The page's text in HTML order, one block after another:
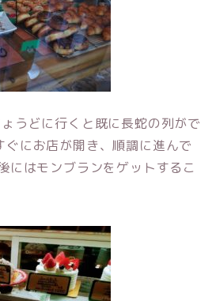
うどに行くと既に長蛇の列がで
ぐにお店が開き、順調に進んで
にはモンブランをゲットするこ